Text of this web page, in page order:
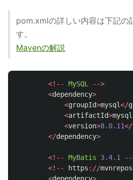
pom.xmlの詳しい内容は下記の
す。
Mavenの解説
<!-- MySQL
-->
<dependency>
<groupId>mysql</
<artifactId>mysql
<version>8.0.11</
</dependency>
<!-- MyBatis 3.4.1
--
<!--
https ://